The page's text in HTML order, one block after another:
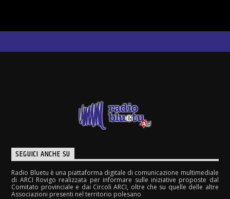
SEGUICI ANCHE SU
Radio Bluetu è una piattaforma digitale di comunicazione multimediale
di ARCI Rovigo realizzata per informare sulle iniziative proposte dal
Comitato provinciale e dai Circoli ARCI, oltre che su quelle delle altre
Associazioni presenti nel territorio polesano